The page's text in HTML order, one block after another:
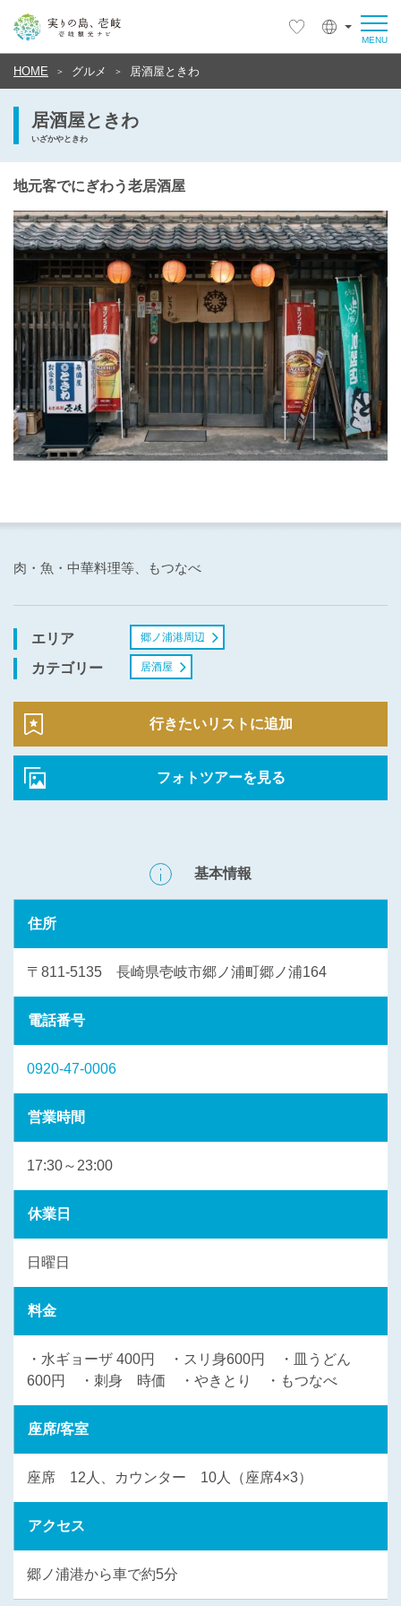
HOME グルメ 居酒屋ときわ
居酒屋ときわ
いざかやときわ
地元客でにぎわう老居酒屋
肉・魚・中華料理等、もつなべ
エリア 郷ノ浦港周辺
カテゴリー 居酒屋
行きたいリストに追加
フォトツアーを見る
基本情報
住所
〒811-5135 長崎県壱岐市郷ノ浦町郷ノ浦164
電話番号
0920-47-0006
営業時間
17:30～23:00
休業日
日曜日
料金
・水ギョーザ 400円 ・スリ身600円 ・皿うどん
600円 ・刺身 時価 ・やきとり ・もつなべ
座席/客室
座席 12人、カウンター 10人（座席4×3）
アクセス
郷ノ浦港から車で約5分